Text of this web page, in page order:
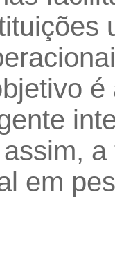
em